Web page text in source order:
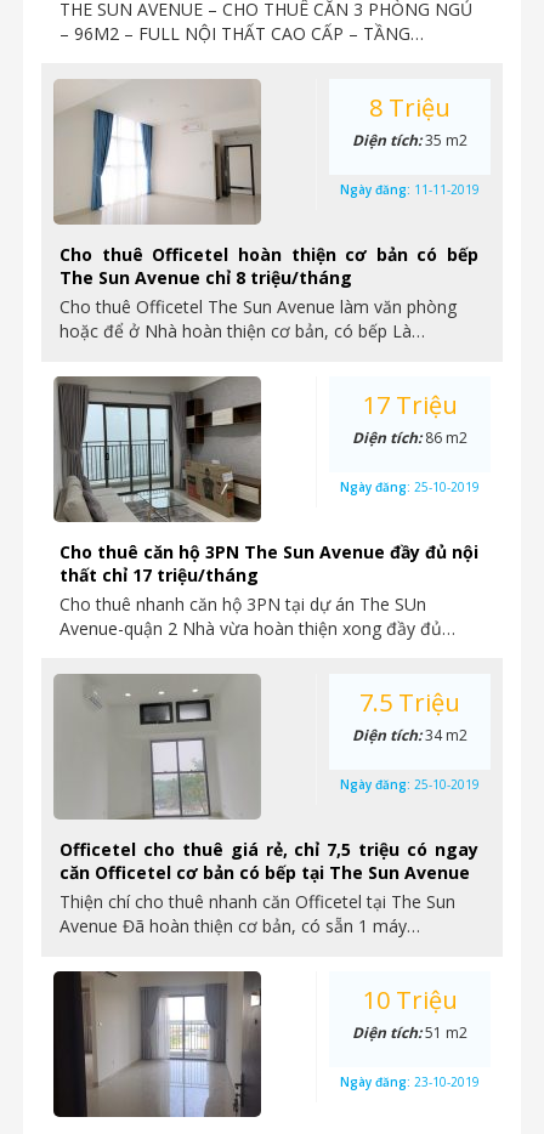
THE SUN AVENUE – CHO THUÊ CĂN 3 PHÒNG NGỦ
– 96M2 – FULL NỘI THẤT CAO CẤP – TẦNG…
Cho thuê Officetel hoàn thiện cơ bản có bếp
The Sun Avenue chỉ 8 triệu/tháng
Cho thuê Officetel The Sun Avenue làm văn phòng
hoặc để ở Nhà hoàn thiện cơ bản, có bếp Là…
8 Triệu
Diện tích:35 m2
Ngày đăng: 11-11-2019
Cho thuê căn hộ 3PN The Sun Avenue đầy đủ nội
thất chỉ 17 triệu/tháng
Cho thuê nhanh căn hộ 3PN tại dự án The SUn
Avenue-quận 2 Nhà vừa hoàn thiện xong đầy đủ…
17 Triệu
Diện tích:86 m2
Ngày đăng: 25-10-2019
Officetel cho thuê giá rẻ, chỉ 7,5 triệu có ngay
căn Officetel cơ bản có bếp tại The Sun Avenue
Thiện chí cho thuê nhanh căn Officetel tại The Sun
Avenue Đã hoàn thiện cơ bản, có sẵn 1 máy…
7.5 Triệu
Diện tích:34 m2
Ngày đăng: 25-10-2019
10 Triệu
Diện tích:51 m2
Ngày đăng: 23-10-2019